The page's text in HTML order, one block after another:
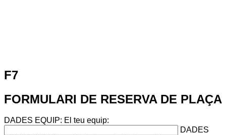
F7
FORMULARI DE RESERVA DE PLAÇA
DADES EQUIP: El teu equip:
DADES